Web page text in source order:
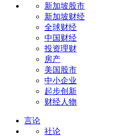
新加坡股市
新加坡财经
全球财经
中国财经
投资理财
房产
美国股市
中小企业
起步创新
财经人物
言论
社论